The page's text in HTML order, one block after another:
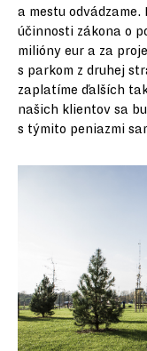
a mestu
účinnosti zákona o
milióny eur a za
s parkom z druhej
zaplatíme ďalších
našich klientov sa
s týmito peniazmi